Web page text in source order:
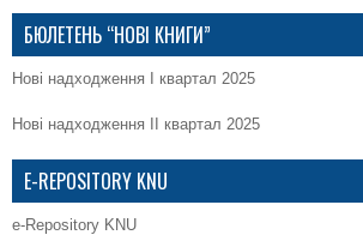
БЮЛЕТЕНЬ “НОВІ КНИГИ”
Нові надходження І квартал 2025
Нові надходження ІІ квартал 2025
E-REPOSITORY KNU
e-Repository KNU